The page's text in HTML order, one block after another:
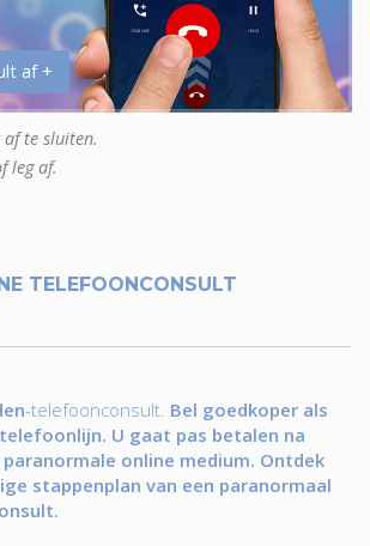
af +
te sluiten.
leg af.
TELEFOONCONSULT
-telefoonconsult. Bel goedkoper als
U gaat pas betalen na
online medium. Ontdek
stappenplan van een paranormaal